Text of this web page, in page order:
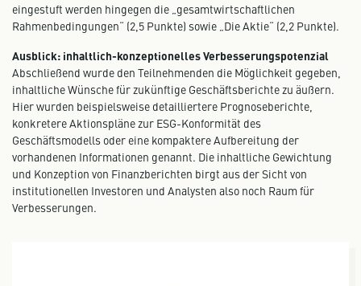
eingestuft werden hingegen die „gesamtwirtschaftlichen
Rahmenbedingungen“ (2,5 Punkte) sowie „Die Aktie“ (2,2 Punkte).
Ausblick: inhaltlich-konzeptionelles Verbesserungspotenzial
Abschließend wurde den Teilnehmenden die Möglichkeit gegeben,
inhaltliche Wünsche für zukünftige Geschäftsberichte zu äußern.
Hier wurden beispielsweise detailliertere Prognoseberichte,
konkretere Aktionspläne zur ESG-Konformität des
Geschäftsmodells oder eine kompaktere Aufbereitung der
vorhandenen Informationen genannt. Die inhaltliche Gewichtung
und Konzeption von Finanzberichten birgt aus der Sicht von
institutionellen Investoren und Analysten also noch Raum für
Verbesserungen.